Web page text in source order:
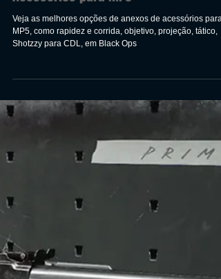
5 Melhores carregamentos de
Acessórios para MP5
Shotzzy para CDL, em Black Ops